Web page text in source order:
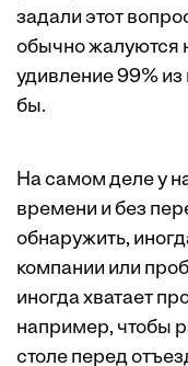
задали этот
обычно жалуются
удивление 99% из
бы.
На самом деле у
времени и без
обнаружить,
компании или
иногда хватает
например, чтобы
столе перед